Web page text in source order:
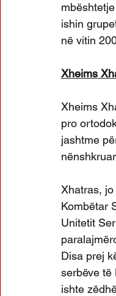
ishin
në vitin
Xheims
Xheims
pro
jashtme
Xhatras,
Kombëtar
Unitetit
Disa prej
serbëve të
ishte